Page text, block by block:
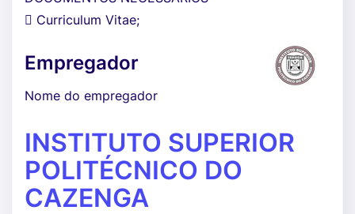
 Curriculum Vitae;
Empregador
Nome do empregador
INSTITUTO SUPERIOR
POLITÉCNICO DO
CAZENGA